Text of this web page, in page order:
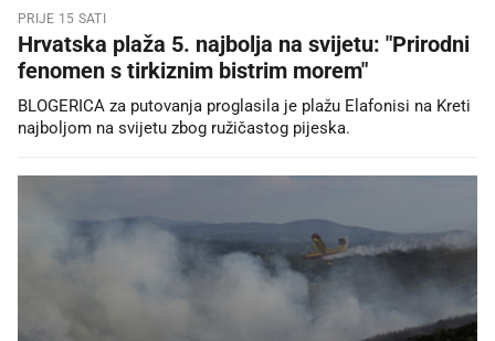
PRIJE 15 SATI
Hrvatska plaža 5. najbolja na svijetu: "Prirodni
fenomen s tirkiznim bistrim morem"
BLOGERICA za putovanja proglasila je plažu Elafonisi na Kreti
najboljom na svijetu zbog ružičastog pijeska.